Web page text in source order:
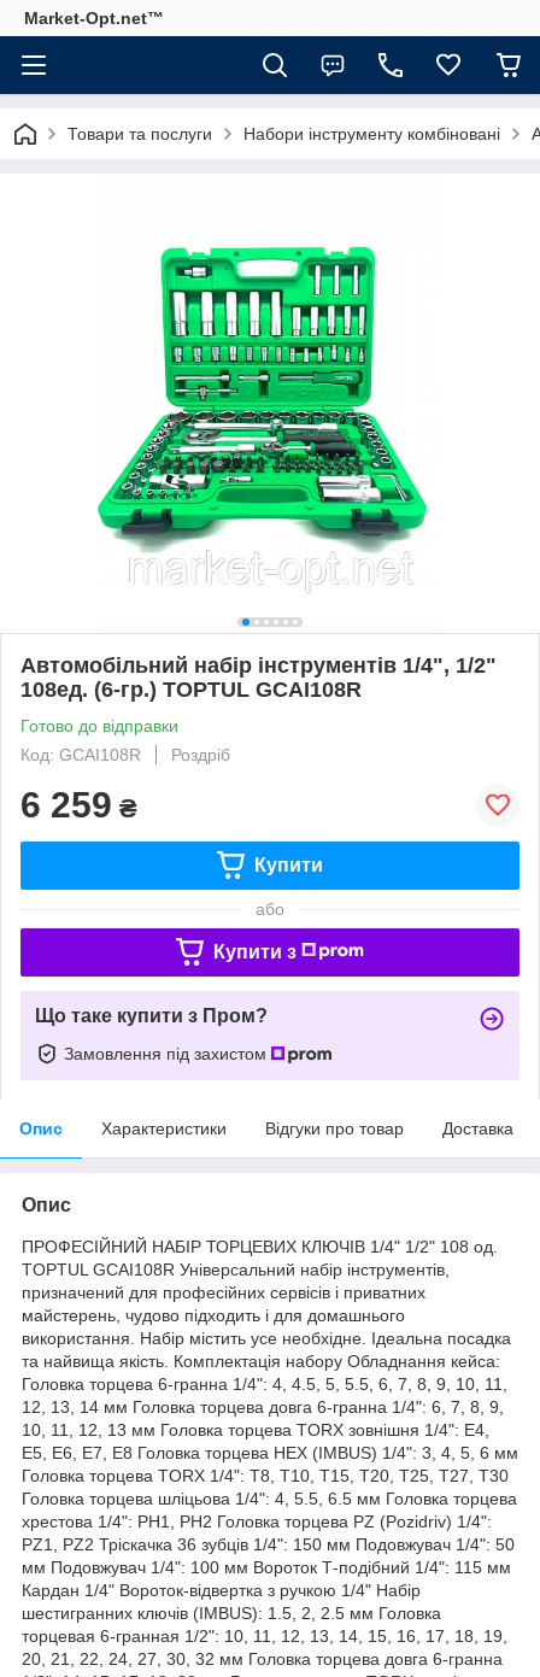
Market-Opt.net™
Товари та послуги Набори інструменту комбіновані
Автомобільний набір інструментів 1/4", 1/2"
108ед. (6-гр.) TOPTUL GCAI108R
Готово до відправки
Код: GCAI108R
Роздріб
6 259 ₴
Купити
або
Купити з
Що таке купити з Пром?
Замовлення під захистом
Опис Характеристики Відгуки про товар Доставка
Опис
ПРОФЕСІЙНИЙ НАБІР ТОРЦЕВИХ КЛЮЧІВ 1/4" 1/2" 108 од.
TOPTUL GCAI108R Універсальний набір інструментів,
призначений для професійних сервісів і приватних
майстерень, чудово підходить і для домашнього
використання. Набір містить усе необхідне. Ідеальна посадка
та найвища якість. Комплектація набору Обладнання кейса:
Головка торцева 6-гранна 1/4": 4, 4.5, 5, 5.5, 6, 7, 8, 9, 10, 11,
12, 13, 14 мм Головка торцева довга 6-гранна 1/4": 6, 7, 8, 9,
10, 11, 12, 13 мм Головка торцева TORX зовнішня 1/4": E4,
E5, E6, E7, E8 Головка торцева HEX (IMBUS) 1/4": 3, 4, 5, 6 мм
Головка торцева TORX 1/4": T8, T10, T15, T20, T25, T27, T30
Головка торцева шліцьова 1/4": 4, 5.5, 6.5 мм Головка торцева
хрестова 1/4": PH1, PH2 Головка торцева PZ (Pozidriv) 1/4":
PZ1, PZ2 Тріскачка 36 зубців 1/4": 150 мм Подовжувач 1/4": 50
мм Подовжувач 1/4": 100 мм Вороток Т-подібний 1/4": 115 мм
Кардан 1/4" Вороток-відвертка з ручкою 1/4" Набір
шестигранних ключів (IMBUS): 1.5, 2, 2.5 мм Головка
торцевая 6-гранная 1/2": 10, 11, 12, 13, 14, 15, 16, 17, 18, 19,
20, 21, 22, 24, 27, 30, 32 мм Головка торцева довга 6-гранна